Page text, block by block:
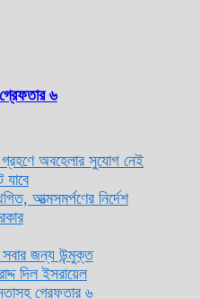
৬
অবহেলার সুযোগ নেই
আত্মসমর্পণের নির্দেশ
জন্য উন্মুক্ত
দিল ইসরায়েল
গ্রেফতার ৬